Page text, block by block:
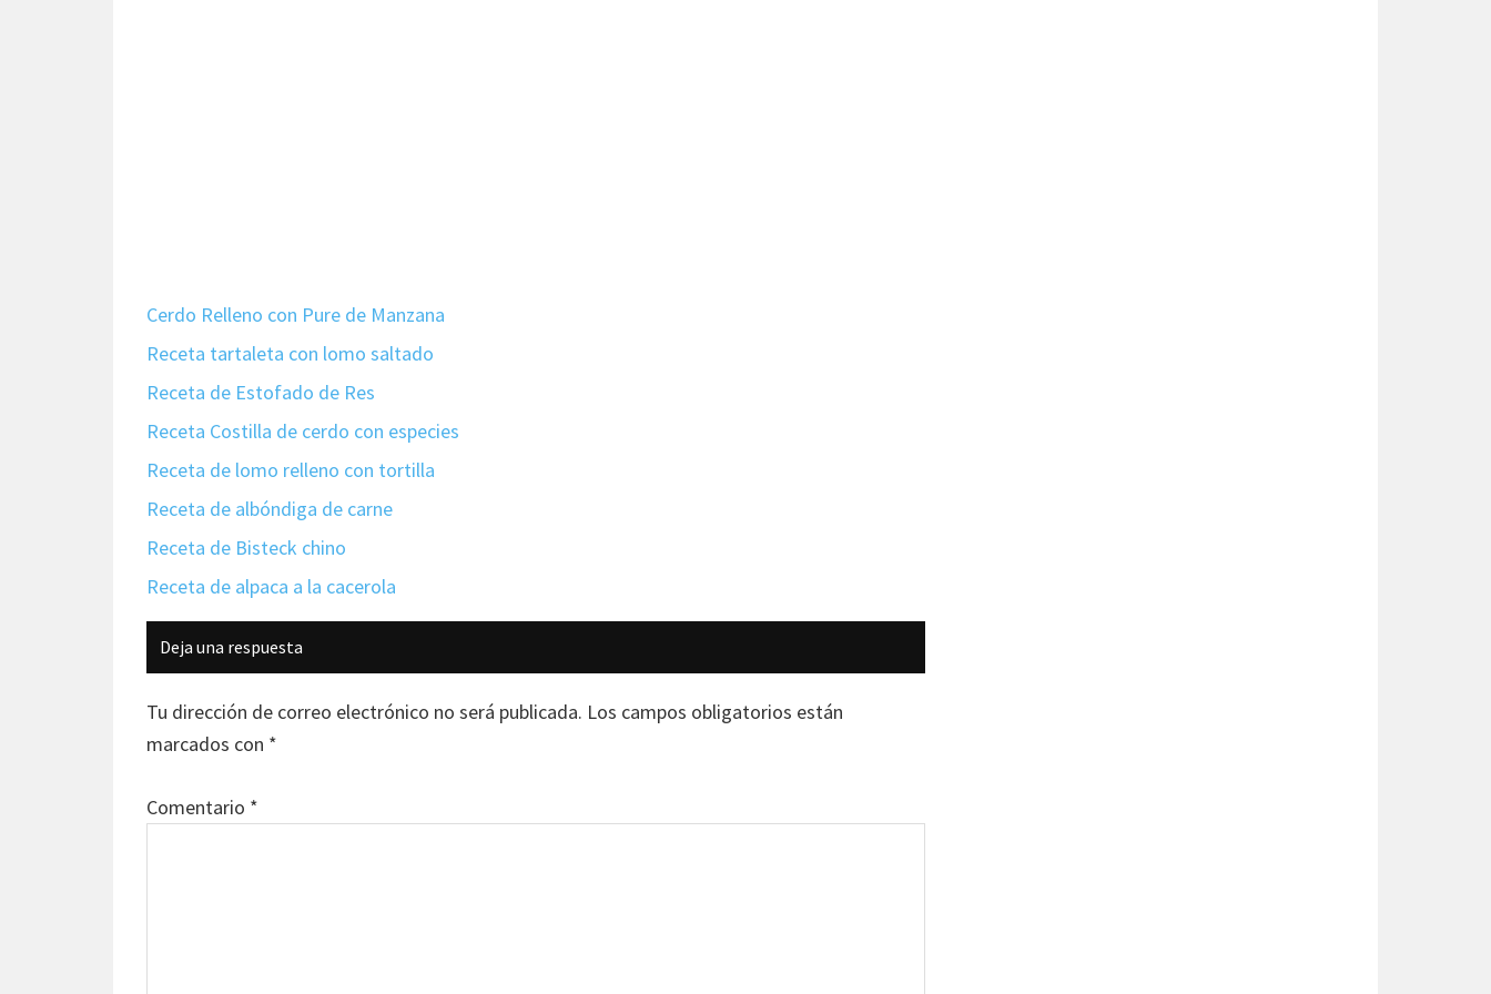
Cerdo Relleno con Pure de Manzana
Receta tartaleta con lomo saltado
Receta de Estofado de Res
Receta Costilla de cerdo con especies
Receta de lomo relleno con tortilla
Receta de albóndiga de carne
Receta de Bisteck chino
Receta de alpaca a la cacerola
Interacciones
con
los
lectores
Deja una respuesta
Tu dirección de correo electrónico no será publicada. Los campos obligatorios están
marcados con *
Comentario *